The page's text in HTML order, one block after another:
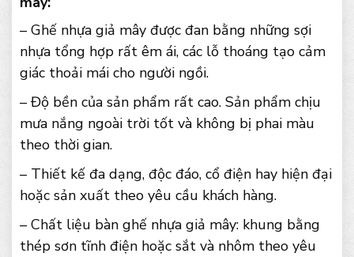
– Ghế nhựa giả mây được đan bằng những sợi
nhựa tổng hợp rất êm ái, các lỗ thoáng tạo cảm
giác thoải mái cho người ngồi.
– Độ bền của sản phẩm rất cao. Sản phẩm chịu
mưa nắng ngoài trời tốt và không bị phai màu
theo thời gian.
– Thiết kế đa dạng, độc đáo, cổ điện hay hiện đại
hoặc sản xuất theo yêu cầu khách hàng.
– Chất liệu bàn ghế nhựa giả mây: khung bằng
thép sơn tĩnh điện hoặc sắt và nhôm theo yêu